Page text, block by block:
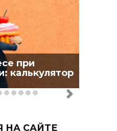
при
калькулятор
НА САЙТЕ